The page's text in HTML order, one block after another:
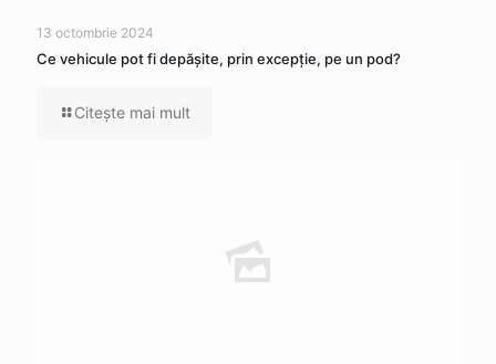
13 octombrie 2024
Ce vehicule pot fi depăşite, prin excepţie, pe un pod?
Citeşte mai mult